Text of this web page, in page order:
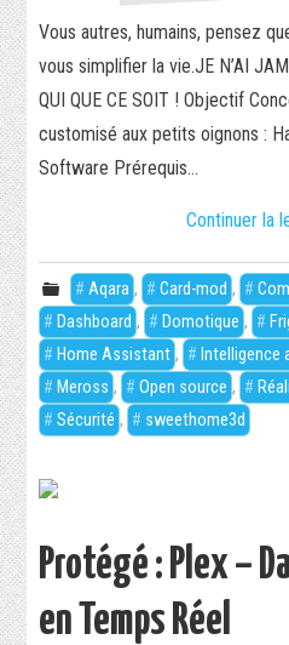
Vous autres, humains, pensez
vous simplifier la vie.JE N’AI
QUI QUE CE SOIT ! Objectif
customisé aux petits oignons :
Software Prérequis…
Continuer la
Aqara , Card-mod ,
Dashboard , Domotique ,
Home Assistant , Intelligence
Meross , Open source ,
Sécurité , sweethome3d
Protégé : Plex –
en Temps Réel